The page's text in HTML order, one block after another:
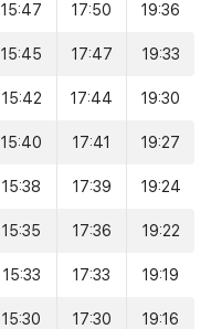
15:47 17:50 19:36
15:45 17:47 19:33
15:42 17:44 19:30
15:40 17:41 19:27
15:38 17:39 19:24
15:35 17:36 19:22
15:33 17:33 19:19
15:30 17:30 19:16